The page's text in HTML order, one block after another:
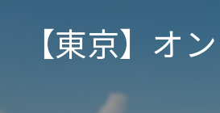
【東京】オ